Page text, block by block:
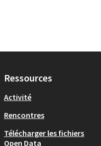
Ressources
Activité
Rencontres
Télécharger les fichiers
Open Data